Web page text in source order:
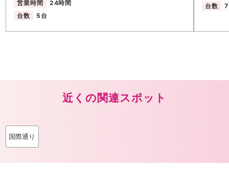
営業時間
24時間
台数
5台
台数
近くの関連スポット
国際通り